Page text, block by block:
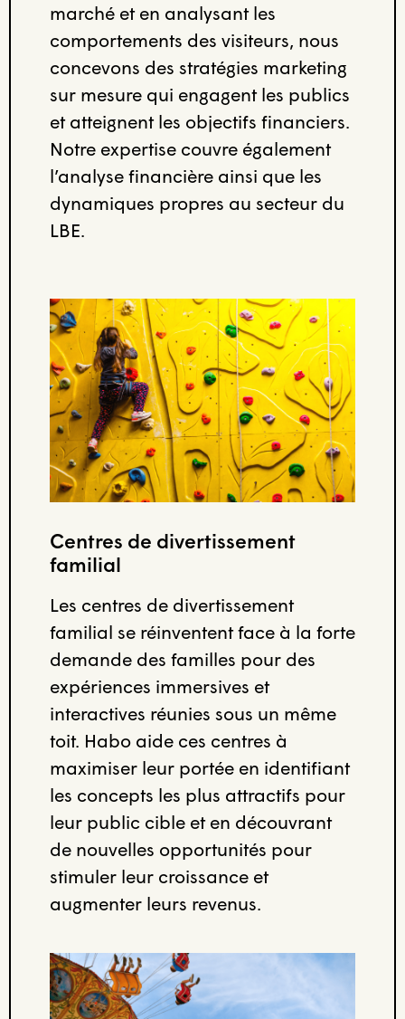
marché et en analysant les
comportements des visiteurs, nous
concevons des stratégies marketing
sur mesure qui engagent les publics
et atteignent les objectifs financiers.
Notre expertise couvre également
l’analyse financière ainsi que les
dynamiques propres au secteur du
LBE.
Centres de divertissement
familial
Les centres de divertissement
familial se réinventent face à la forte
demande des familles pour des
expériences immersives et
interactives réunies sous un même
toit. Habo aide ces centres à
maximiser leur portée en identifiant
les concepts les plus attractifs pour
leur public cible et en découvrant
de nouvelles opportunités pour
stimuler leur croissance et
augmenter leurs revenus.